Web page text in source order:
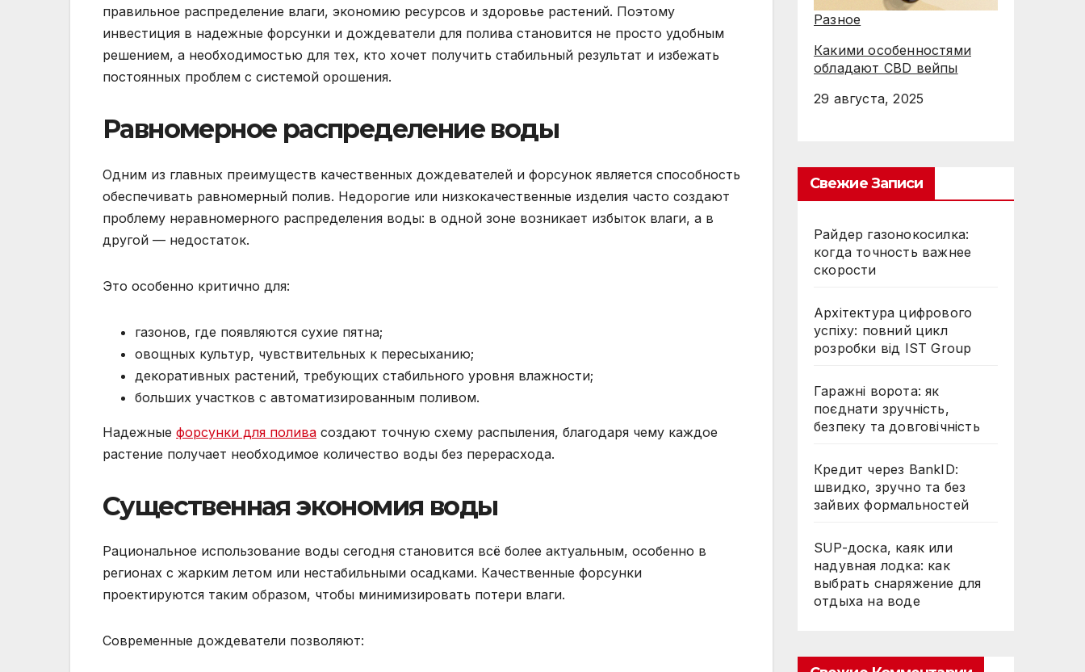
правильное распределение влаги, экономию ресурсов и здоровье растений. Поэтому
инвестиция в надежные форсунки и дождеватели для полива становится не просто удобным
решением, а необходимостью для тех, кто хочет получить стабильный результат и избежать
постоянных проблем с системой орошения.
Равномерное распределение воды
Одним из главных преимуществ качественных дождевателей и форсунок является способность
обеспечивать равномерный полив. Недорогие или низкокачественные изделия часто создают
проблему неравномерного распределения воды: в одной зоне возникает избыток влаги, а в
другой — недостаток.
Это особенно критично для:
газонов, где появляются сухие пятна;
овощных культур, чувствительных к пересыханию;
декоративных растений, требующих стабильного уровня влажности;
больших участков с автоматизированным поливом.
Надежные форсунки для полива создают точную схему распыления, благодаря чему каждое
растение получает необходимое количество воды без перерасхода.
Существенная экономия воды
Рациональное использование воды сегодня становится всё более актуальным, особенно в
регионах с жарким летом или нестабильными осадками. Качественные форсунки
проектируются таким образом, чтобы минимизировать потери влаги.
Современные дождеватели позволяют:
Разное
Какими особенностями
обладают CBD вейпы
29 августа, 2025
Свежие Записи
Райдер газонокосилка:
когда точность важнее
скорости
Архітектура цифрового
успіху: повний цикл
розробки від IST Group
Гаражні ворота: як
поєднати зручність,
безпеку та довговічність
Кредит через BankID:
швидко, зручно та без
зайвих формальностей
SUP-доска, каяк или
надувная лодка: как
выбрать снаряжение для
отдыха на воде